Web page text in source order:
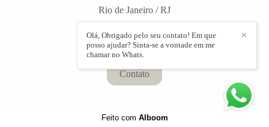
Rio de Janeiro / RJ
Contato
✕
Olá, Obrigado pelo seu contato! Em que
posso ajudar? Sinta-se a vontade em me
chamar no Whats.
Feito com Alboom